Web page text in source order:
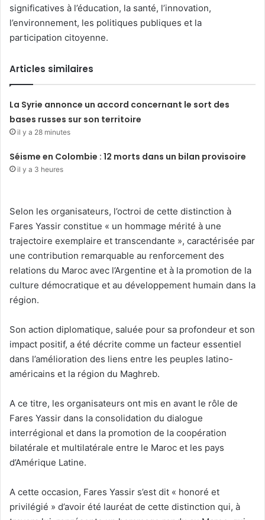
significatives à l’éducation, la santé, l’innovation,
l’environnement, les politiques publiques et la
participation citoyenne.
Articles similaires
La Syrie annonce un accord concernant le sort des
bases russes sur son territoire
il y a 28 minutes
Séisme en Colombie : 12 morts dans un bilan provisoire
il y a 3 heures
Selon les organisateurs, l’octroi de cette distinction à
Fares Yassir constitue « un hommage mérité à une
trajectoire exemplaire et transcendante », caractérisée par
une contribution remarquable au renforcement des
relations du Maroc avec l’Argentine et à la promotion de la
culture démocratique et au développement humain dans la
région.
Son action diplomatique, saluée pour sa profondeur et son
impact positif, a été décrite comme un facteur essentiel
dans l’amélioration des liens entre les peuples latino-
américains et la région du Maghreb.
A ce titre, les organisateurs ont mis en avant le rôle de
Fares Yassir dans la consolidation du dialogue
interrégional et dans la promotion de la coopération
bilatérale et multilatérale entre le Maroc et les pays
d’Amérique Latine.
A cette occasion, Fares Yassir s’est dit « honoré et
privilégié » d’avoir été lauréat de cette distinction qui, à